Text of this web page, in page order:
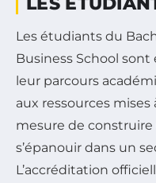
Les étudiants du
Business School sont
leur parcours
aux ressources
mesure de
s’épanouir dans un
L’accréditation